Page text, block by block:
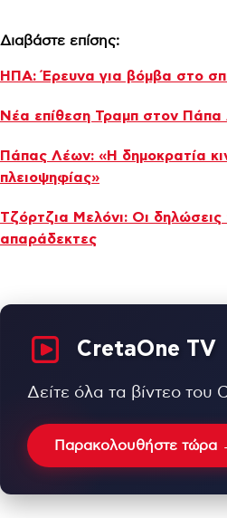
Διαβάστε επίσης:
ΗΠΑ: Έρευνα για βόμβα στο
Νέα επίθεση Τραμπ στον Πάπα
Πάπας Λέων: «Η δημοκρατία
πλειοψηφίας»
Τζόρτζια Μελόνι: Οι
απαράδεκτες
CretaOne TV
Δείτε όλα τα βίντεο του
Παρακολουθήστε τώρα